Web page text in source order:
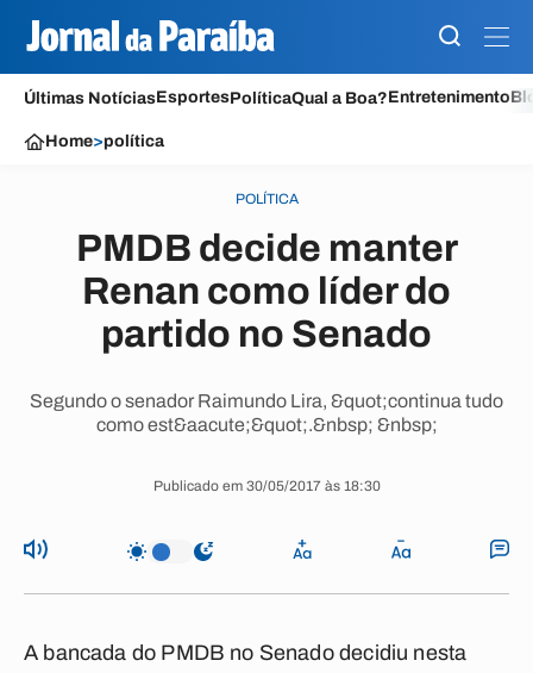
Últimas NotíciasEsportesPolíticaQual a Boa?Entretenimento
Home>política
POLÍTICA
PMDB decide manter
Renan como líder do
partido no Senado
Segundo o senador Raimundo Lira, &quot;continua tudo
como est&aacute;&quot;.&nbsp; &nbsp;
Publicado em 30/05/2017 às 18:30
A bancada do PMDB no Senado decidiu nesta